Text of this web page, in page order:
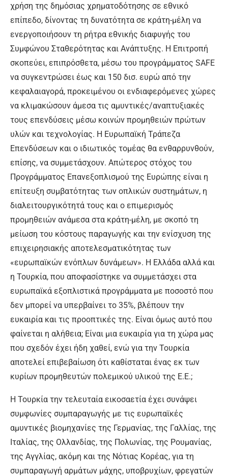
χρήση της δημόσιας χρηματοδότησης σε εθνικό
επίπεδο, δίνοντας τη δυνατότητα σε κράτη-μέλη να
ενεργοποιήσουν τη ρήτρα εθνικής διαφυγής του
Συμφώνου Σταθερότητας και Ανάπτυξης. Η Επιτροπή
σκοπεύει, επιπρόσθετα, μέσω του προγράμματος SAFE
να συγκεντρώσει έως και 150 δισ. ευρώ από την
κεφαλαιαγορά, προκειμένου οι ενδιαφερόμενες χώρες
να κλιμακώσουν άμεσα τις αμυντικές/αναπτυξιακές
τους επενδύσεις μέσω κοινών προμηθειών πρώτων
υλών και τεχνολογίας. Η Ευρωπαϊκή Τράπεζα
Επενδύσεων και ο ιδιωτικός τομέας θα ενθαρρυνθούν,
επίσης, να συμμετάσχουν. Απώτερος στόχος του
Προγράμματος Επανεξοπλισμού της Ευρώπης είναι η
επίτευξη συμβατότητας των οπλικών συστημάτων, η
διαλειτουργικότητά τους και ο επιμερισμός
προμηθειών ανάμεσα στα κράτη-μέλη, με σκοπό τη
μείωση του κόστους παραγωγής και την ενίσχυση της
επιχειρησιακής αποτελεσματικότητας των
«ευρωπαϊκών ενόπλων δυνάμεων». Η Ελλάδα αλλά και
η Τουρκία, που αποφασίστηκε να συμμετάσχει στα
ευρωπαϊκά εξοπλιστικά προγράμματα με ποσοστό που
δεν μπορεί να υπερβαίνει το 35%, βλέπουν την
ευκαιρία και τις προοπτικές της. Είναι όμως αυτό που
φαίνεται η αλήθεια; Είναι μια ευκαιρία για τη χώρα μας
που σχεδόν έχει ήδη χαθεί, ενώ για την Τουρκία
αποτελεί επιβεβαίωση ότι καθίσταται ένας εκ των
κυρίων προμηθευτών πολεμικού υλικού της Ε.Ε.;
Η Τουρκία την τελευταία εικοσαετία έχει συνάψει
συμφωνίες συμπαραγωγής με τις ευρωπαϊκές
αμυντικές βιομηχανίες της Γερμανίας, της Γαλλίας, της
Ιταλίας, της Ολλανδίας, της Πολωνίας, της Ρουμανίας,
της Αγγλίας, ακόμη και της Νότιας Κορέας, για τη
συμπαραγωγή αρμάτων μάχης, υποβρυχίων, φρεγατών